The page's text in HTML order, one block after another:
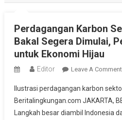
Perdagangan Karbon
Bakal Segera Dimulai,
untuk Ekonomi Hijau
Editor Leave A Comment
Ilustrasi perdagangan karbon
Beritalingkungan.com JAKARTA,
Langkah besar diambil Indonesia